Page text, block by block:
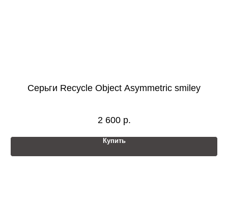
Серьги Recycle Object Asymmetric smiley
2 600 р.
Купить